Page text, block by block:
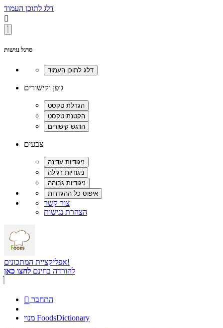
דלג לתוכן העמוד

סרגל נגישות
גופן וקישורים
צבעים
צור קשר
הצהרת נגישות
אפליקציית המתכונים!
להורדה בחינם לחצו כאן
 התחבר
מנוי FoodsDictionary